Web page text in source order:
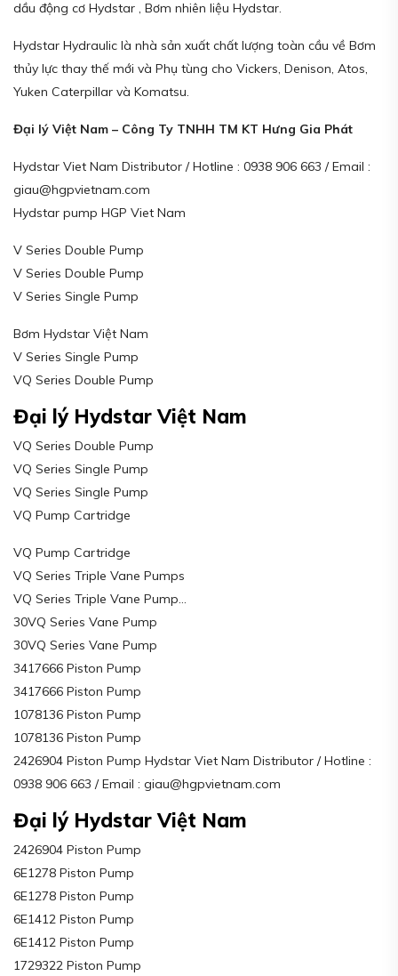
dầu động cơ Hydstar , Bơm nhiên liệu Hydstar.
Hydstar Hydraulic là nhà sản xuất chất lượng toàn cầu về Bơm
thủy lực thay thế mới và Phụ tùng cho Vickers, Denison, Atos,
Yuken Caterpillar và Komatsu.
Đại lý Việt Nam – Công Ty TNHH TM KT Hưng Gia Phát
Hydstar Viet Nam Distributor / Hotline : 0938 906 663 / Email :
giau@hgpvietnam.com
Hydstar pump HGP Viet Nam
V Series Double Pump
V Series Double Pump
V Series Single Pump
Bơm Hydstar Việt Nam
V Series Single Pump
VQ Series Double Pump
Đại lý Hydstar Việt Nam
VQ Series Double Pump
VQ Series Single Pump
VQ Series Single Pump
VQ Pump Cartridge
VQ Pump Cartridge
VQ Series Triple Vane Pumps
VQ Series Triple Vane Pump…
30VQ Series Vane Pump
30VQ Series Vane Pump
3417666 Piston Pump
3417666 Piston Pump
1078136 Piston Pump
1078136 Piston Pump
2426904 Piston Pump Hydstar Viet Nam Distributor / Hotline :
0938 906 663 / Email : giau@hgpvietnam.com
Đại lý Hydstar Việt Nam
2426904 Piston Pump
6E1278 Piston Pump
6E1278 Piston Pump
6E1412 Piston Pump
6E1412 Piston Pump
1729322 Piston Pump